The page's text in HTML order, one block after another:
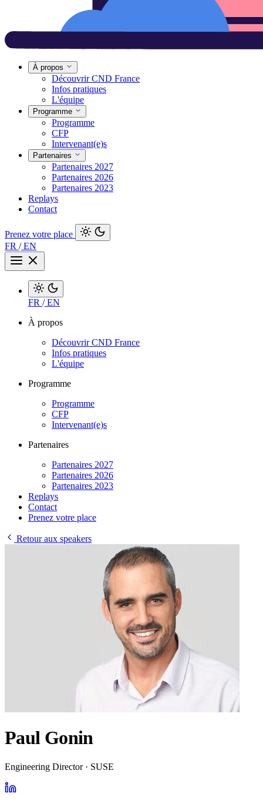
À propos
Découvrir CND France
Infos pratiques
L'équipe
Programme
Programme
CFP
Intervenant(e)s
Partenaires
Partenaires 2027
Partenaires 2026
Partenaires 2023
Replays
Contact
Prenez votre place
FR /EN
FR /EN
À propos
Découvrir CND France
Infos pratiques
L'équipe
Programme
Programme
CFP
Intervenant(e)s
Partenaires
Partenaires 2027
Partenaires 2026
Partenaires 2023
Replays
Contact
Prenez votre place
Retour aux speakers
Paul Gonin
Engineering Director · SUSE